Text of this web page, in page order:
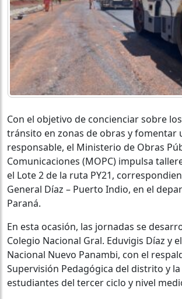
Con el objetivo de concienciar sobre
tránsito en zonas de obras y fomentar
responsable, el Ministerio de Obras
Comunicaciones (MOPC) impulsa
el Lote 2 de la ruta PY21,
General Díaz – Puerto Indio, en el
Paraná.
En esta ocasión, las jornadas se
Colegio Nacional Gral. Eduvigis Díaz y
Nacional Nuevo Panambi, con el
Supervisión Pedagógica del distrito y
estudiantes del tercer ciclo y nivel